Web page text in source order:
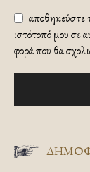
αποθηκεύστε
ιστότοπό μου σε
φορά που θα